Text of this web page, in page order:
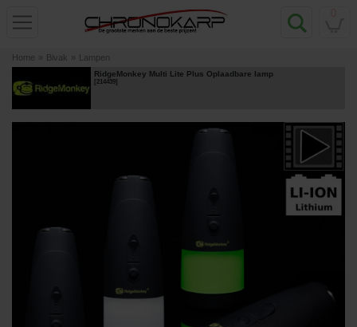
Home » Bivak » Lampen
RidgeMonkey Multi Lite Plus Oplaadbare lamp
[214439]